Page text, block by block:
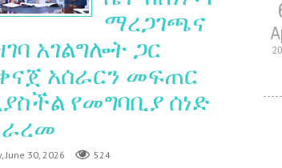
ማረጋገጫና
አገልግሎት ጋር
አሰራርን መፍጠር
የመግባቢያ ሰነድ
June 30, 2026 524